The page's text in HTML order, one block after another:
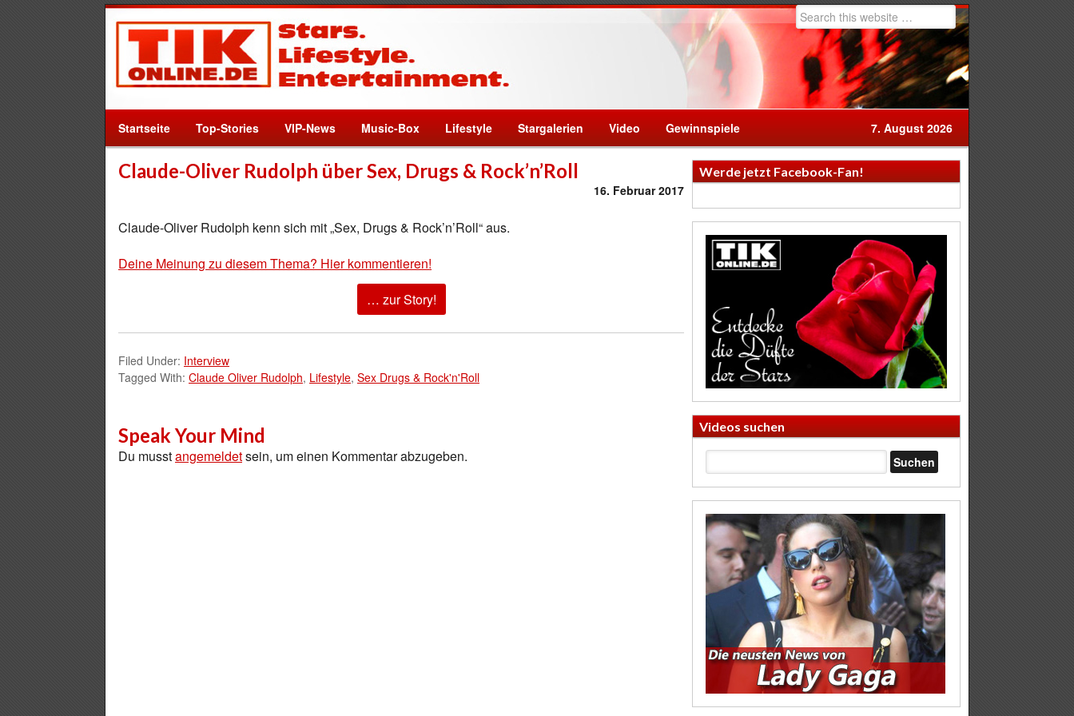
Startseite Top-Stories VIP-News Music-Box Lifestyle Stargalerien Video Gewinnspiele 7. August 2026
Claude-Oliver Rudolph über Sex, Drugs & Rock’n’Roll
16. Februar 2017
Claude-Oliver Rudolph kenn sich mit „Sex, Drugs & Rock’n’Roll“ aus.
Deine Meinung zu diesem Thema? Hier kommentieren!
… zur Story!
Filed Under: Interview
Tagged With: Claude Oliver Rudolph, Lifestyle, Sex Drugs & Rock'n'Roll
Speak Your Mind
Du musstangemeldetsein, um einen Kommentar abzugeben.
Werde jetzt Facebook-Fan!
Videos suchen